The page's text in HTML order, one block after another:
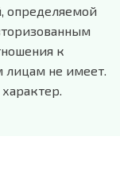
определяемой
к
не имеет.